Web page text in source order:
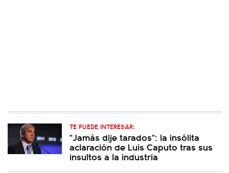
TE PUEDE INTERESAR:
"Jamás dije tarados": la insólita
aclaración de Luis Caputo tras sus
insultos a la industria